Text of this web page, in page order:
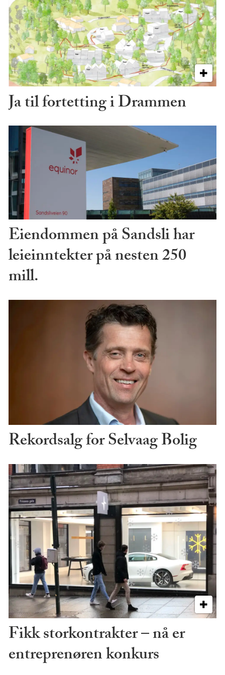
Ja til fortetting i Drammen
Eiendommen på Sandsli har
leieinntekter på nesten 250
mill.
Rekordsalg for Selvaag Bolig
Fikk storkontrakter – nå er
entreprenøren konkurs